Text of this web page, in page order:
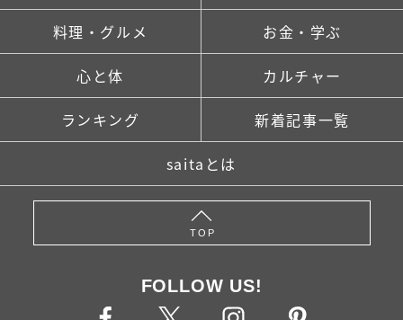
料理・グルメ お金・学ぶ
心と体 カルチャー
ランキング 新着記事一覧
saitaとは
TOP
FOLLOW US!